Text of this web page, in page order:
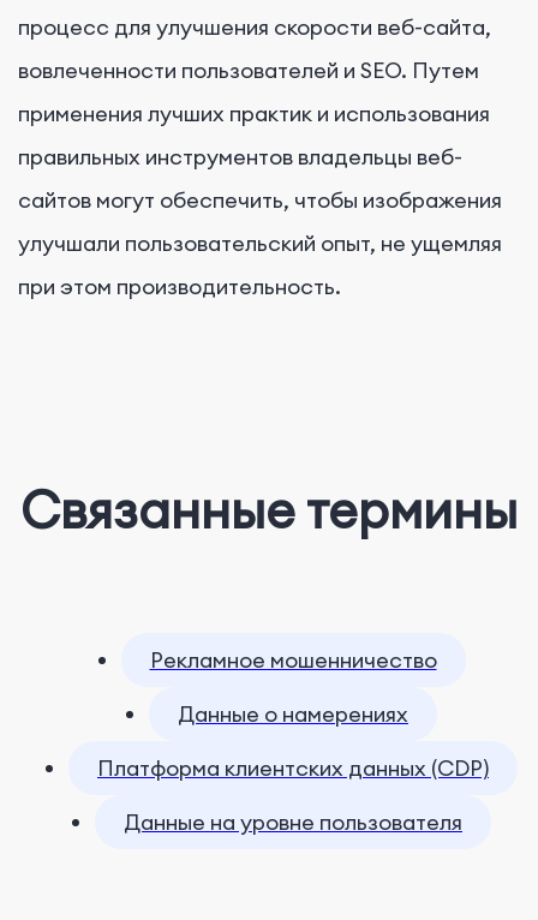
процесс для улучшения скорости веб-сайта,
вовлеченности пользователей и SEO. Путем
применения лучших практик и использования
правильных инструментов владельцы веб-
сайтов могут обеспечить, чтобы изображения
улучшали пользовательский опыт, не ущемляя
при этом производительность.
Связанные термины
Рекламное мошенничество
Данные о намерениях
Платформа клиентских данных (CDP)
Данные на уровне пользователя